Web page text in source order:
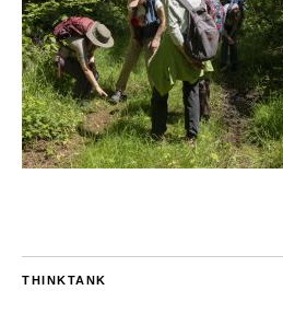
THINKTANK